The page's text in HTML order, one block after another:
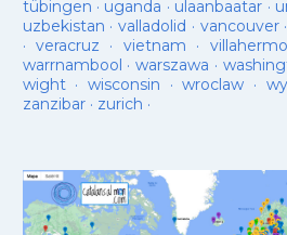
tübingen · uganda · ulaanbaatar ·
uzbekistan · valladolid · vancouver·
· veracruz · vietnam ·
warrnambool ·warszawa ·
wight· wisconsin ·wroclaw ·
zanzibar· zurich ·